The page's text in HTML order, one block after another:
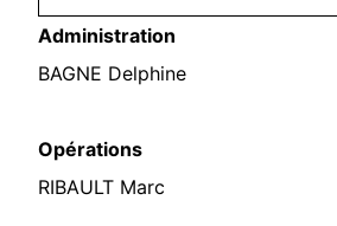
Administration
BAGNE Delphine
Opérations
RIBAULT Marc